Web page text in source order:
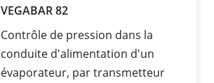
VEGABAR 82
Contrôle de pression dans la
conduite d'alimentation d'un
évaporateur, par transmetteur